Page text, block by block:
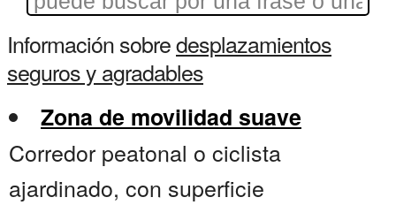
Información sobredesplazamientos
seguros y agradables
Zona de movilidad suave
Corredor peatonal o ciclista
ajardinado, con superficie